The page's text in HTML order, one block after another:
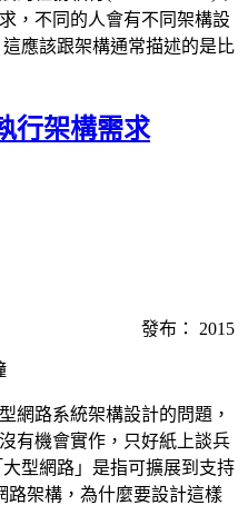
，不同的人會有不同架構設
應該跟架構通常描述的是比
行架構需求
發布： 2015
網路系統架構設計的問題，
有機會實作，只好紙上談兵
型網路」是指可擴展到支持
路架構，為什麼要設計這樣